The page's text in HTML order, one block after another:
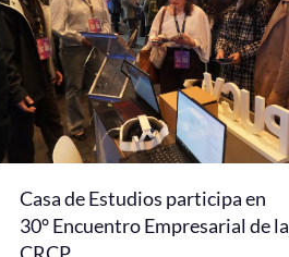
Casa de Estudios participa en
30° Encuentro Empresarial de la
CRCP